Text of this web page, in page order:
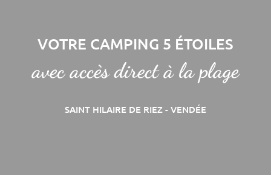
VOTRE CAMPING 5 ÉTOILES
avec accès direct à la plage
SAINT HILAIRE DE RIEZ - VENDÉE